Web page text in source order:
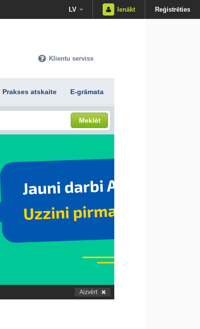
LV Ienākt Reģistrēties
Klientu serviss
Prakses atskaite E-grāmata
Meklēt
Aizvērt